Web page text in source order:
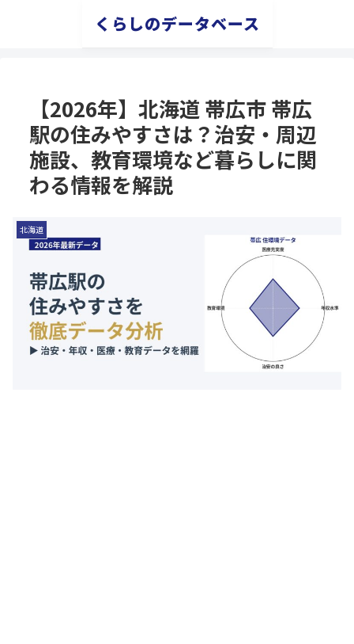
くらしのデータベース
【2026年】北海道 帯広市 帯広
駅の住みやすさは？治安・周辺
施設、教育環境など暮らしに関
わる情報を解説
北海道